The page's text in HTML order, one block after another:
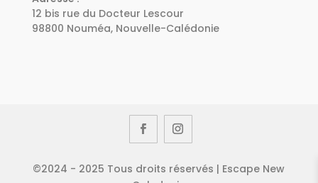
12 bis rue du Docteur Lescour
98800 Nouméa, Nouvelle-Calédonie
©2024 - 2025 Tous droits réservés | Escape New